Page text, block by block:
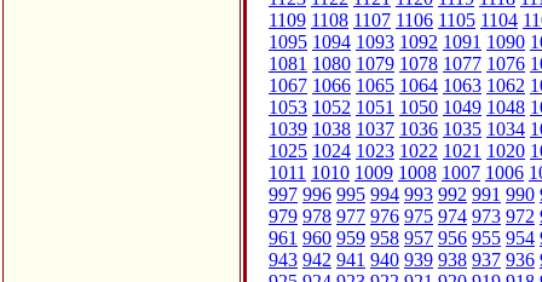
1109 1108 1107 1106 1105 1104
1095 1094 1093 1092 1091 1090
1081 1080 1079 1078 1077 1076
1067 1066 1065 1064 1063 1062
1053 1052 1051 1050 1049 1048
1039 1038 1037 1036 1035 1034
1025 1024 1023 1022 1021 1020
1011 1010 1009 1008 1007 1006
997 996 995 994 993 992 991 990
979 978 977 976 975 974 973 972
961 960 959 958 957 956 955 954
943 942 941 940 939 938 937 936